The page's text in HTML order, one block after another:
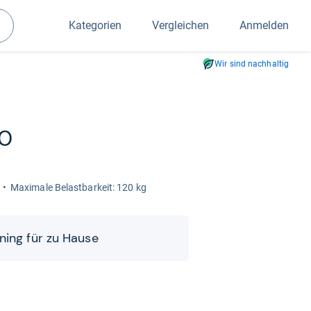
Suchen
Kategorien Vergleichen Anmelden
Wir sind nachhaltig
Maxi­male Belast­bar­keit: 120 kg
für zu Hause